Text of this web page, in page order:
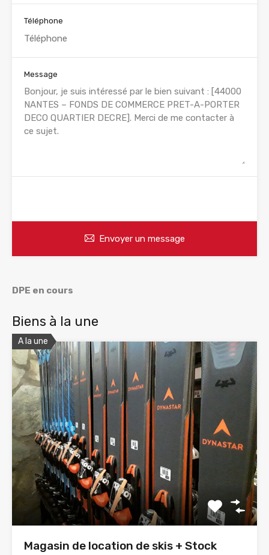
Téléphone
Message
Envoyer un message
DPE en cours
Biens à la une
A la une
Magasin de location de skis + Stock